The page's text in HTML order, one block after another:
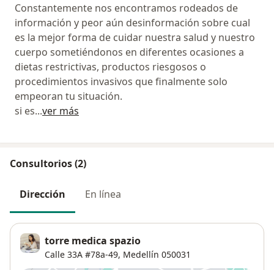
Constantemente nos encontramos rodeados de
información y peor aún desinformación sobre cual
es la mejor forma de cuidar nuestra salud y nuestro
cuerpo sometiéndonos en diferentes ocasiones a
dietas restrictivas, productos riesgosos o
procedimientos invasivos que finalmente solo
empeoran tu situación.
si es...ver más
Consultorios (2)
Dirección En línea
torre medica spazio
Calle 33A #78a-49, Medellín 050031